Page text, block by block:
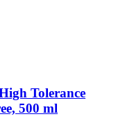
Tolerance
500 ml